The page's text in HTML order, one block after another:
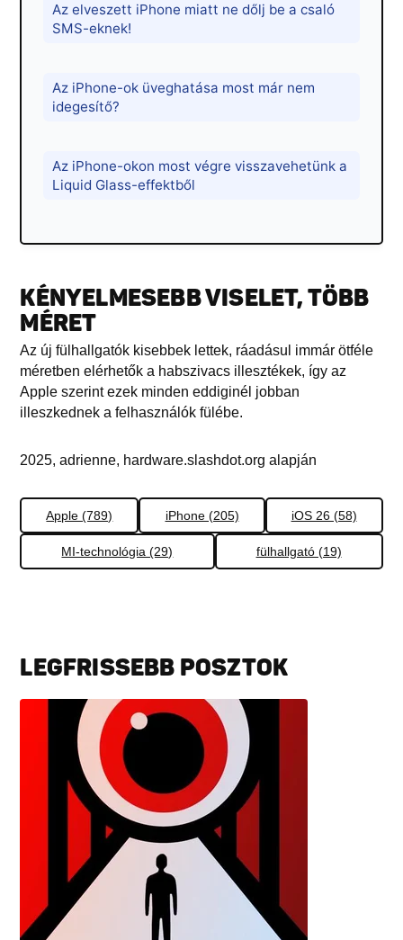
Az elveszett iPhone miatt ne dőlj be a csaló
SMS-eknek!
Az iPhone-ok üveghatása most már nem
idegesítő?
Az iPhone-okon most végre visszavehetünk a
Liquid Glass-effektből
KÉNYELMESEBB VISELET, TÖBB
MÉRET
Az új fülhallgatók kisebbek lettek, ráadásul immár ötféle
méretben elérhetők a habszivacs illesztékek, így az
Apple szerint ezek minden eddiginél jobban
illeszkednek a felhasználók fülébe.
2025, adrienne, hardware.slashdot.org alapján
Apple (789) iPhone (205) iOS 26 (58)
MI-technológia (29) fülhallgató (19)
LEGFRISSEBB POSZTOK